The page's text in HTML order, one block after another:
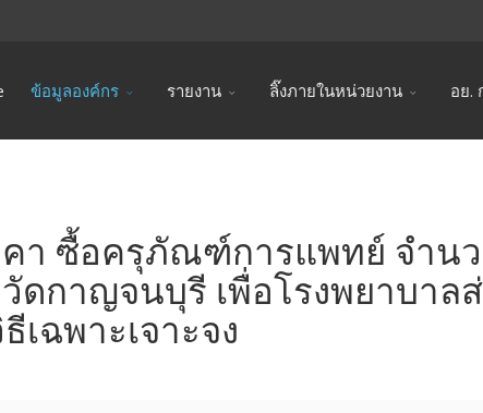
ข้อมูลองค์กร รายงาน ลิ๊งภายในหน่วยงาน อย.
า ซื้อครุภัณฑ์การแพทย์ จำน
กาญจนบุรี เพื่อโรงพยาบาล
เฉพาะเจาะจง